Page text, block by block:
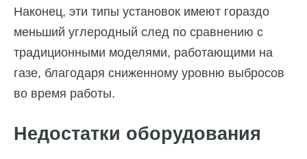
Наконец, эти типы установок имеют гораздо
меньший углеродный след по сравнению с
традиционными моделями, работающими на
газе, благодаря сниженному уровню выбросов
во время работы.
Недостатки оборудования